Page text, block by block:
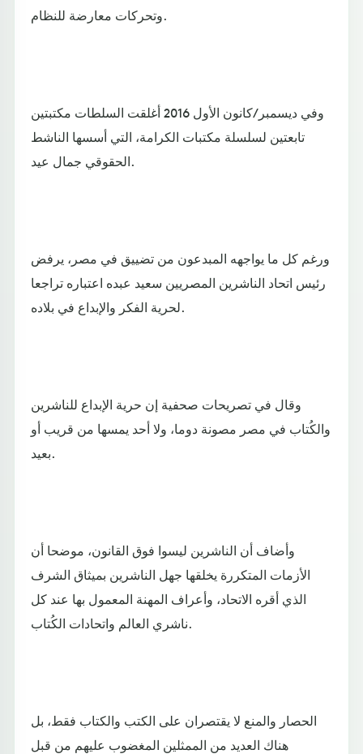
وتحركات معارضة للنظام.
وفي ديسمبر/كانون الأول 2016 أغلقت السلطات مكتبتين
تابعتين لسلسلة مكتبات الكرامة، التي أسسها الناشط
الحقوقي جمال عيد.
ورغم كل ما يواجهه المبدعون من تضييق في مصر، يرفض
رئيس اتحاد الناشرين المصريين سعيد عبده اعتباره تراجعا
لحرية الفكر والإبداع في بلاده.
وقال في تصريحات صحفية إن حرية الإبداع للناشرين
والكُتاب في مصر مصونة دوما، ولا أحد يمسها من قريب أو
بعيد.
وأضاف أن الناشرين ليسوا فوق القانون، موضحا أن
الأزمات المتكررة يخلقها جهل الناشرين بميثاق الشرف
الذي أقره الاتحاد، وأعراف المهنة المعمول بها عند كل
ناشري العالم واتحادات الكُتاب.
الحصار والمنع لا يقتصران على الكتب والكتاب فقط، بل
هناك العديد من الممثلين المغضوب عليهم من قبل